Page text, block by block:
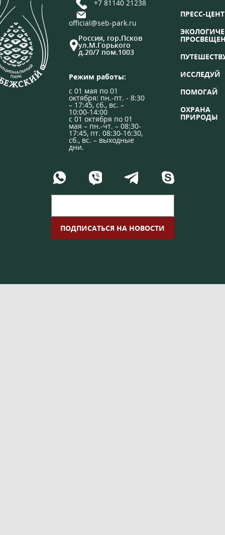
+7 81140 21238
official@seb-park.ru
Россия, гор.Псков
ул.М.Горького
д.20/7 пом.1003
Режим работы:
с 01 мая по 01
октября: пн.-пт. - 8:30
– 17:45, сб., вс. –
10:00-14:00
с 01 октября по 01
мая – пн.-чт. – 08:30-
17:45, пт. 08:30-16:30,
сб., вс. – выходные
дни.
ПРЕСС-
ИССЛЕДУЙ
ПОМОГАЙ
ОХРАНА
ПРИРОДЫ